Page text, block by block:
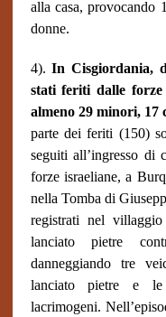
alla casa, provocando
donne.
4).In Cisgiordania,
stati feriti dalle forze
almeno 29 minori,
parte dei feriti (150)
seguiti all’ingresso di
forze israeliane, a
nella Tomba di
registrati nel
lanciato pietre
danneggiando tre
lanciato pietre e le
lacrimogeni.